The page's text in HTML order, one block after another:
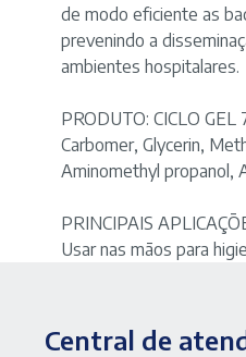
de modo eficiente as
prevenindo a
ambientes hospitalares.
PRODUTO: CICLO
Carbomer, Glycerin,
Aminomethyl propanol,
PRINCIPAIS
Usar nas mãos para
Central de